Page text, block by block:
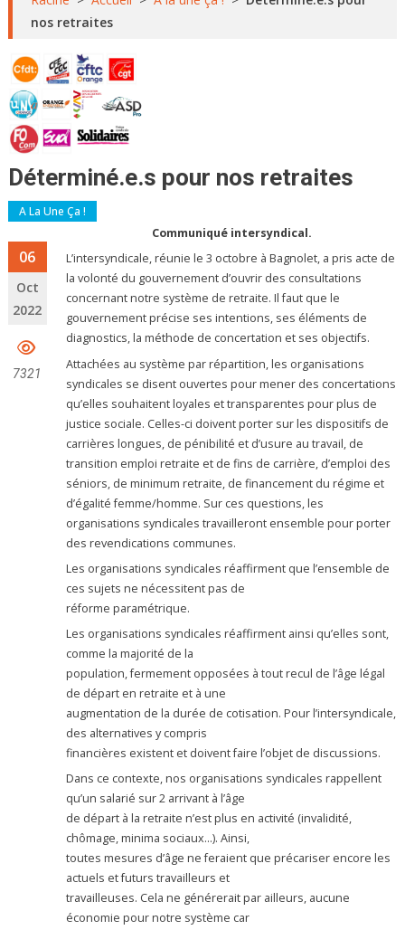
nos retraites
Déterminé.e.s pour nos retraites
A La Une Ça !
06
Oct
2022
7321
Communiqué intersyndical.
L’intersyndicale, réunie le 3 octobre à Bagnolet, a pris acte de
la volonté du gouvernement d’ouvrir des consultations
concernant notre système de retraite. Il faut que le
gouvernement précise ses intentions, ses éléments de
diagnostics, la méthode de concertation et ses objectifs.
Attachées au système par répartition, les organisations
syndicales se disent ouvertes pour mener des concertations
qu’elles souhaitent loyales et transparentes pour plus de
justice sociale. Celles-ci doivent porter sur les dispositifs de
carrières longues, de pénibilité et d’usure au travail, de
transition emploi retraite et de fins de carrière, d’emploi des
séniors, de minimum retraite, de financement du régime et
d’égalité femme/homme. Sur ces questions, les
organisations syndicales travailleront ensemble pour porter
des revendications communes.
Les organisations syndicales réaffirment que l’ensemble de
ces sujets ne nécessitent pas de
réforme paramétrique.
Les organisations syndicales réaffirment ainsi qu’elles sont,
comme la majorité de la
population, fermement opposées à tout recul de l’âge légal
de départ en retraite et à une
augmentation de la durée de cotisation. Pour l’intersyndicale,
des alternatives y compris
financières existent et doivent faire l’objet de discussions.
Dans ce contexte, nos organisations syndicales rappellent
qu’un salarié sur 2 arrivant à l’âge
de départ à la retraite n’est plus en activité (invalidité,
chômage, minima sociaux…). Ainsi,
toutes mesures d’âge ne feraient que précariser encore les
actuels et futurs travailleurs et
travailleuses. Cela ne générerait par ailleurs, aucune
économie pour notre système car